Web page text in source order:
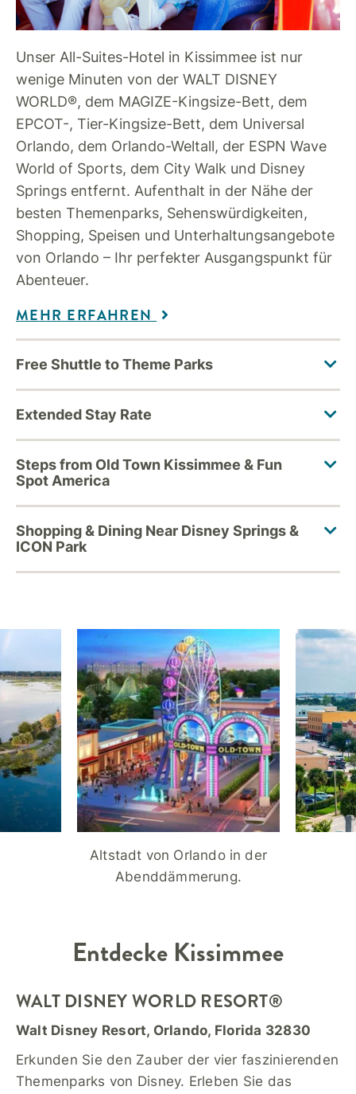
Unser All-Suites-Hotel in Kissimmee ist nur
wenige Minuten von der WALT DISNEY
WORLD®, dem MAGIZE-Kingsize-Bett, dem
EPCOT-, Tier-Kingsize-Bett, dem Universal
Orlando, dem Orlando-Weltall, der ESPN Wave
World of Sports, dem City Walk und Disney
Springs entfernt. Aufenthalt in der Nähe der
besten Themenparks, Sehenswürdigkeiten,
Shopping, Speisen und Unterhaltungsangebote
von Orlando – Ihr perfekter Ausgangspunkt für
Abenteuer.
MEHR ERFAHREN
Altstadt von Orlando in der
Abenddämmerung.
Entdecke Kissimmee
WALT DISNEY WORLD RESORT®
Walt Disney Resort, Orlando, Florida 32830
Erkunden Sie den Zauber der vier faszinierenden
Themenparks von Disney. Erleben Sie das